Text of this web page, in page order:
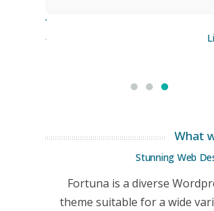
Stoner
Manager
What
Stunning Web
Fortuna is a diverse
theme suitable for a wide